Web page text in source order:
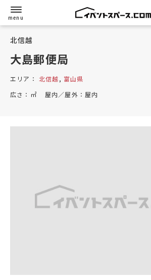
北信越
大島郵便局
エリア： 北信越, 富山県
広さ： ㎡ 屋内／屋外： 屋内